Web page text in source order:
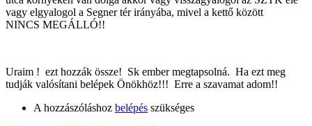
vagy elgyalogol a Segner tér irányába, mivel a kettő között
NINCS MEGÁLLÓ!!
Uraim ! ezt hozzák össze! Sk ember megtapsolná. Ha ezt meg
tudják valósítani belépek Önökhöz!!! Erre a szavamat adom!!
A hozzászóláshoz belépés szükséges